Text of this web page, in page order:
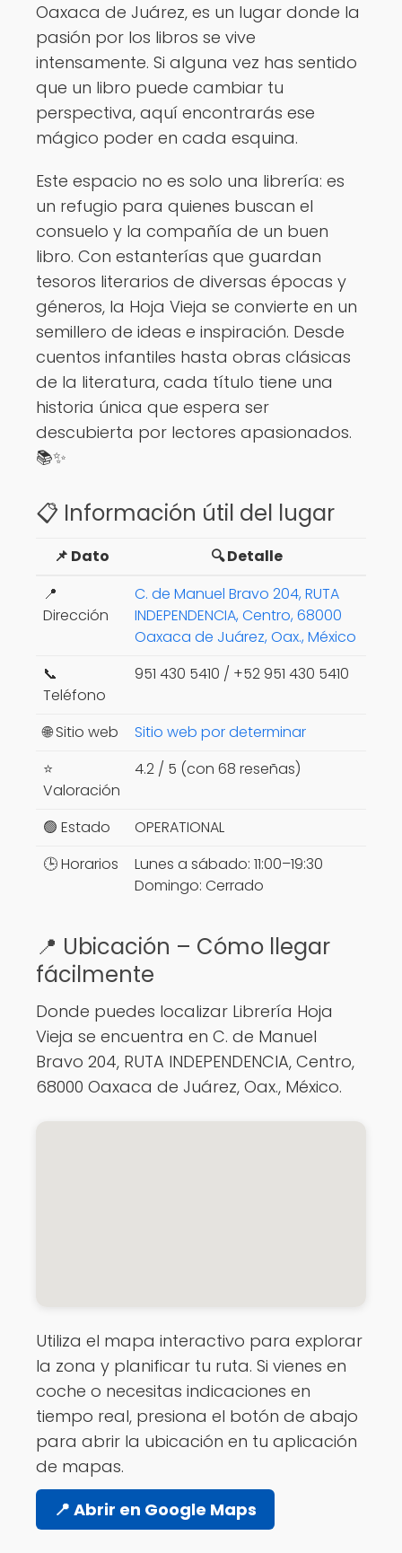
Oaxaca de Juárez, es un lugar donde la
pasión por los libros se vive
intensamente. Si alguna vez has sentido
que un libro puede cambiar tu
perspectiva, aquí encontrarás ese
mágico poder en cada esquina.
Este espacio no es solo una librería: es
un refugio para quienes buscan el
consuelo y la compañía de un buen
libro. Con estanterías que guardan
tesoros literarios de diversas épocas y
géneros, la Hoja Vieja se convierte en un
semillero de ideas e inspiración. Desde
cuentos infantiles hasta obras clásicas
de la literatura, cada título tiene una
historia única que espera ser
descubierta por lectores apasionados.
📚✨
📋 Información útil del lugar
📌 Dato
🔍 Detalle
📍
Dirección
C. de Manuel Bravo 204, RUTA
INDEPENDENCIA, Centro, 68000
Oaxaca de Juárez, Oax., México
📞
Teléfono
951 430 5410 / +52 951 430 5410
🌐 Sitio web
Sitio web por determinar
⭐
Valoración
4.2 / 5 (con 68 reseñas)
🟢 Estado
OPERATIONAL
🕒 Horarios
Lunes a sábado: 11:00–19:30
Domingo: Cerrado
📍 Ubicación – Cómo llegar
fácilmente
Donde puedes localizar Librería Hoja
Vieja se encuentra en C. de Manuel
Bravo 204, RUTA INDEPENDENCIA, Centro,
68000 Oaxaca de Juárez, Oax., México.
Utiliza el mapa interactivo para explorar
la zona y planificar tu ruta. Si vienes en
coche o necesitas indicaciones en
tiempo real, presiona el botón de abajo
para abrir la ubicación en tu aplicación
de mapas.
📍 Abrir en Google Maps